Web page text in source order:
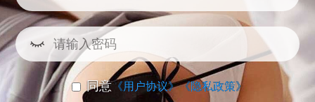
同意《用户协议》《隐私政策》